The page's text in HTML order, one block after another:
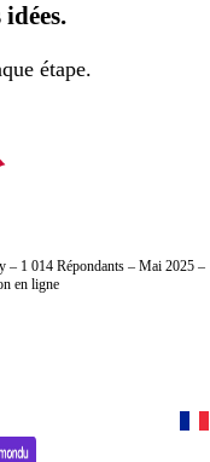
étape.
– 1 014 Répondants – Mai 2025 –
en ligne